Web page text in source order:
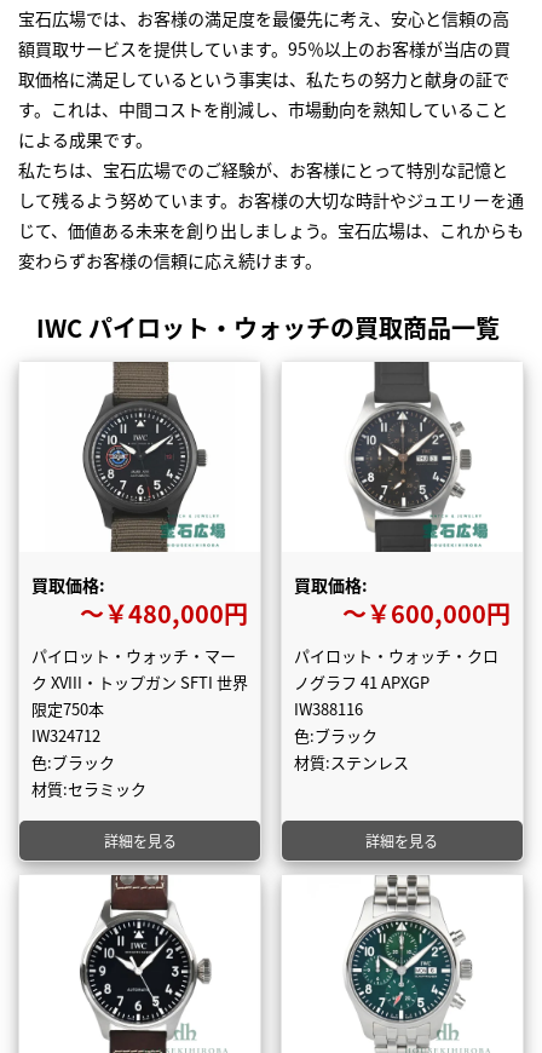
宝石広場では、お客様の満足度を最優先に考え、安心と信頼の高
額買取サービスを提供しています。95％以上のお客様が当店の買
取価格に満足しているという事実は、私たちの努力と献身の証で
す。これは、中間コストを削減し、市場動向を熟知していること
による成果です。
私たちは、宝石広場でのご経験が、お客様にとって特別な記憶と
して残るよう努めています。お客様の大切な時計やジュエリーを通
じて、価値ある未来を創り出しましょう。宝石広場は、これからも
変わらずお客様の信頼に応え続けます。
IWC パイロット・ウォッチの買取商品一覧
買取価格:
〜￥480,000円
パイロット・ウォッチ・マー
ク XVIII・トップガン SFTI 世界
限定750本
IW324712
色:ブラック
材質:セラミック
詳細を見る
買取価格:
〜￥600,000円
パイロット・ウォッチ・クロ
ノグラフ 41 APXGP
IW388116
色:ブラック
材質:ステンレス
詳細を見る